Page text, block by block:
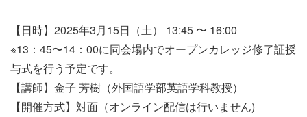
【日時】2025年3月15日（土） 13:45 〜 16:00
※13：45〜14：00に同会場内でオープンカレッジ修了証授
与式を行う予定です。
【講師】金子 芳樹（外国語学部英語学科教授）
【開催方式】対面（オンライン配信は行いません)